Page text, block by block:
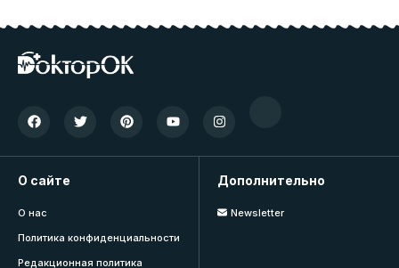
О сайте
О нас
Политика конфиденциальности
Редакционная политика
Дополнительно
Newsletter